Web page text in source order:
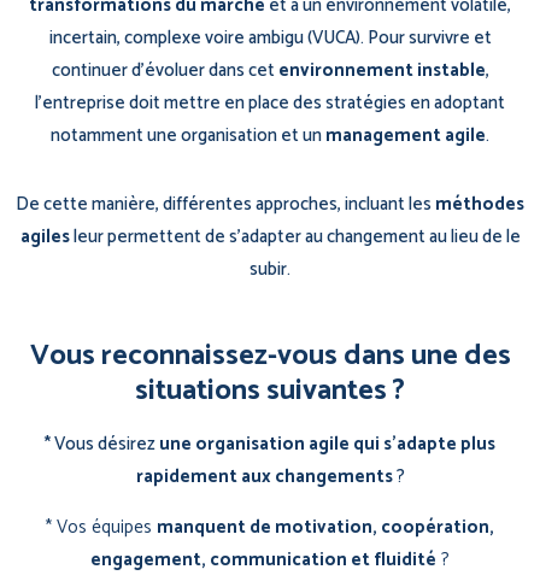
incertain, complexe voire ambigu (VUCA). Pour survivre et
continuer d’évoluer dans cetenvironnement instable,
l’entreprise doit mettre en place des stratégies en adoptant
notamment une organisation et unmanagement agile.
De cette manière, différentes approches, incluant les méthodes
agilesleur permettent de s’adapter au changement au lieu de le
subir.
Vous reconnaissez-vous dans une des
situations suivantes ?
* Vous désirezune organisation agile qui s’adapte plus
rapidement aux changements?
* Vos équipes manquent de motivation, coopération,
engagement, communication et fluidité ?